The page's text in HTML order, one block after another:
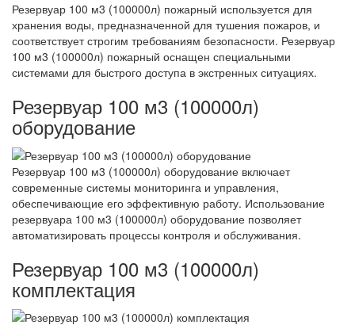
Резервуар 100 м3 (100000л) пожарный используется для
хранения воды, предназначенной для тушения пожаров, и
соответствует строгим требованиям безопасности. Резервуар
100 м3 (100000л) пожарный оснащен специальными
системами для быстрого доступа в экстренных ситуациях.
Резервуар 100 м3 (100000л)
оборудование
Резервуар 100 м3 (100000л) оборудование включает
современные системы мониторинга и управления,
обеспечивающие его эффективную работу. Использование
резервуара 100 м3 (100000л) оборудование позволяет
автоматизировать процессы контроля и обслуживания.
Резервуар 100 м3 (100000л)
комплектация